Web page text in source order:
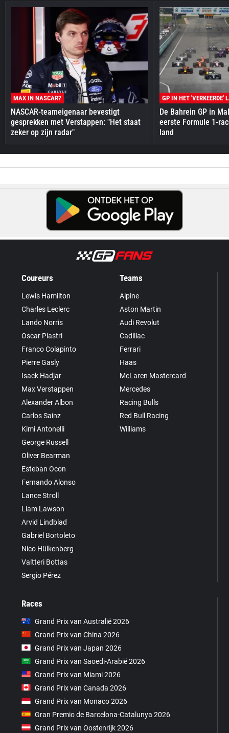
MAX IN NASCAR?
NASCAR-teameigenaar bevestigt
gesprekken met Verstappen: "Het staat
zeker op zijn radar"
GP IN HET 'VERKEERDE'
De Bahrein GP in
eerste Formule 1-
land
Coureurs
Lewis Hamilton
Charles Leclerc
Lando Norris
Oscar Piastri
Franco Colapinto
Pierre Gasly
Isack Hadjar
Max Verstappen
Alexander Albon
Carlos Sainz
Kimi Antonelli
George Russell
Oliver Bearman
Esteban Ocon
Fernando Alonso
Lance Stroll
Liam Lawson
Arvid Lindblad
Gabriel Bortoleto
Nico Hülkenberg
Valtteri Bottas
Sergio Pérez
Teams
Alpine
Aston Martin
Audi Revolut
Cadillac
Ferrari
Haas
McLaren Mastercard
Mercedes
Racing Bulls
Red Bull Racing
Williams
Races
Grand Prix van Australië 2026
Grand Prix van China 2026
Grand Prix van Japan 2026
Grand Prix van Saoedi-Arabië 2026
Grand Prix van Miami 2026
Grand Prix van Canada 2026
Grand Prix van Monaco 2026
Gran Premio de Barcelona-Catalunya 2026
Grand Prix van Oostenrijk 2026